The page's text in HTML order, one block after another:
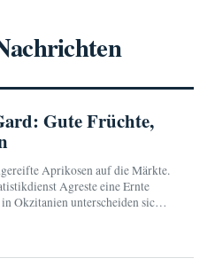
Gute Früchte,
Aprikosen auf die Märkte.
Agreste eine Ernte
Okzitanien unterscheiden sich